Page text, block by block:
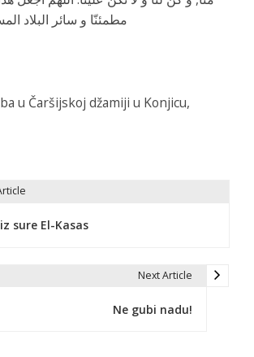
مطمئنّا و سائر البلاد
u Čaršijskoj džamiji u Konjicu,
sure El-Kasas
Next Article
Ne gubi nadu!